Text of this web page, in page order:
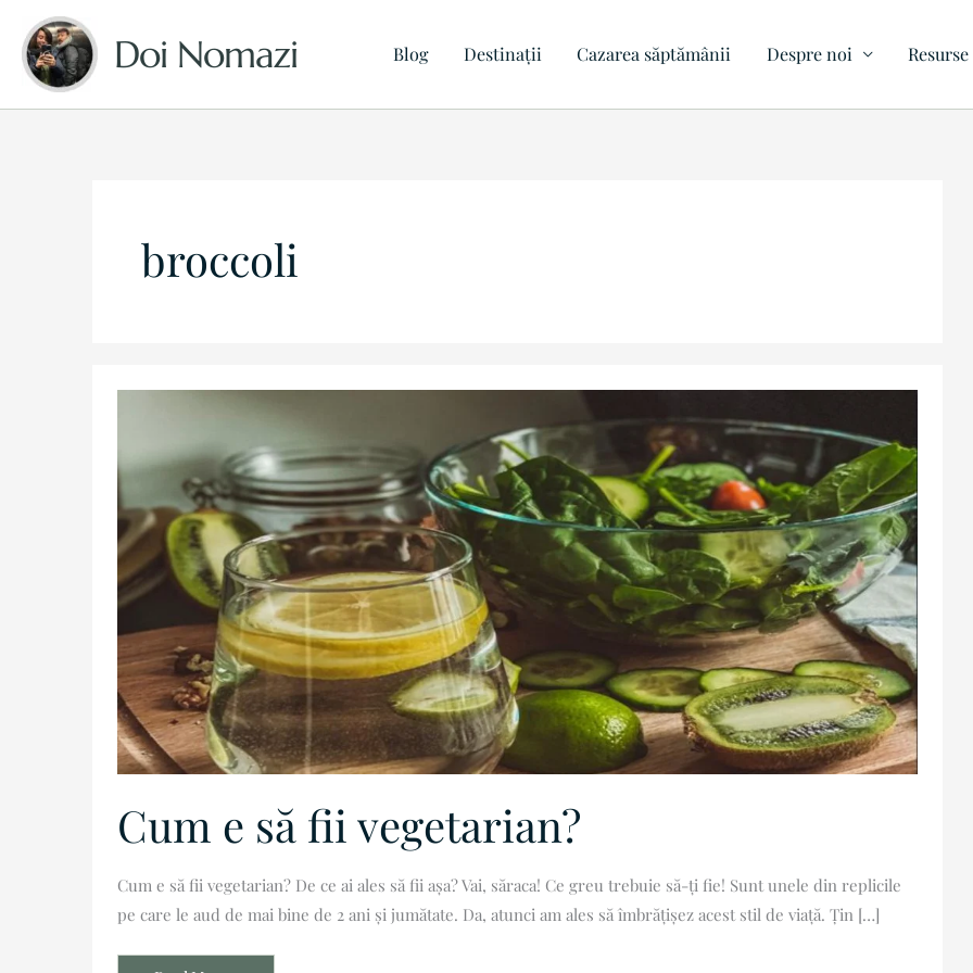
content
Doi Nomazi Blog Destinații Cazarea săptămânii Despre noi Resurse
broccoli
Cum e să fii vegetarian?
Cum e să fii vegetarian? De ce ai ales să fii așa? Vai, săraca! Ce greu trebuie să-ți fie! Sunt unele din replicile
pe care le aud de mai bine de 2 ani și jumătate. Da, atunci am ales să îmbrățișez acest stil de viață. Țin […]
Cum
vegetarian?